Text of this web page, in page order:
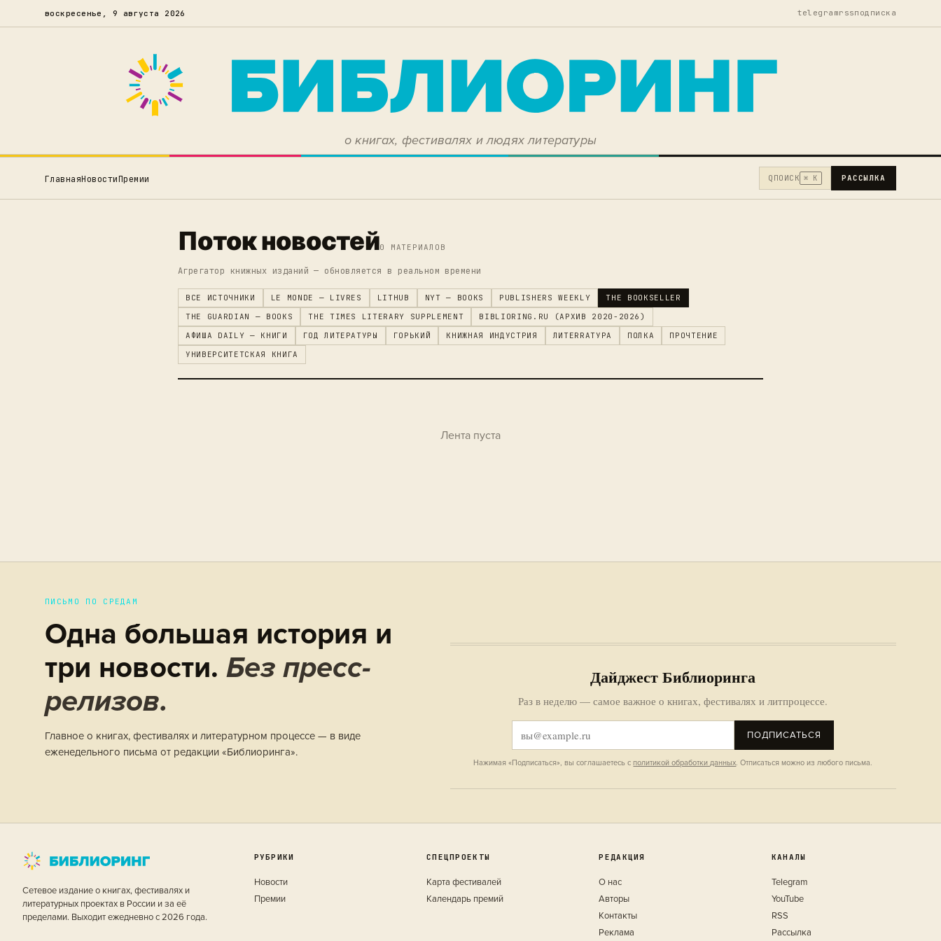
воскресенье, 9 августа 2026 telegramrssподписка
о книгах, фестивалях и людях литературы
ГлавнаяНовостиПремии Q ПОИСК ⌘ K РАССЫЛКА
Поток новостей0 МАТЕРИАЛОВ
Агрегатор книжных изданий — обновляется в реальном времени
ВСЕ ИСТОЧНИКИ LE MONDE — LIVRES LITHUB NYT — BOOKS PUBLISHERS WEEKLY
THE BOOKSELLER
THE GUARDIAN — BOOKS
THE TIMES LITERARY SUPPLEMENT
BIBLIORING.RU (АРХИВ 2020-2026)
АФИША DAILY — КНИГИ
ГОД ЛИТЕРАТУРЫ ГОРЬКИЙ КНИЖНАЯ ИНДУСТРИЯ ЛИTERRAТУРА ПОЛКА
ПРОЧТЕНИЕ
УНИВЕРСИТЕТСКАЯ КНИГА
Лента пуста
ПИСЬМО ПО СРЕДАМ
Одна большая история и
три новости. Без пресс-
релизов.
Главное о книгах, фестивалях и литературном процессе — в виде
еженедельного письма от редакции «Библиоринга».
Дайджест Библиоринга
Раз в неделю — самое важное о книгах, фестивалях и литпроцессе.
ПОДПИСАТЬСЯ
Нажимая «Подписаться», вы соглашаетесь с политикой обработки данных. Отписаться можно из любого письма.
Сетевое издание о книгах, фестивалях и
литературных проектах в России и за её
пределами. Выходит ежедневно с 2026 года.
РУБРИКИ
Новости
Премии
СПЕЦПРОЕКТЫ
Карта фестивалей
Календарь премий
РЕДАКЦИЯ
О нас
Авторы
Контакты
Реклама
КАНАЛЫ
Telegram
YouTube
RSS
Рассылка